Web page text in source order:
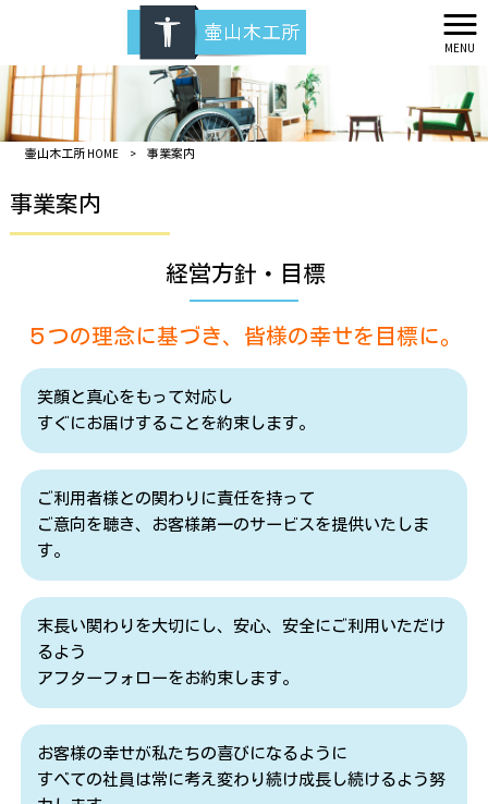
MENU
壷山木工所 HOME > 事業案内
事業案内
経営方針・目標
５つの理念に基づき、皆様の幸せを目標に。
笑顔と真心をもって対応し
すぐにお届けすることを約束します。
ご利用者様との関わりに責任を持って
ご意向を聴き、お客様第一のサービスを提供いたしま
す。
末長い関わりを大切にし、安心、安全にご利用いただけ
るよう
アフターフォローをお約束します。
お客様の幸せが私たちの喜びになるように
すべての社員は常に考え変わり続け成長し続けるよう努